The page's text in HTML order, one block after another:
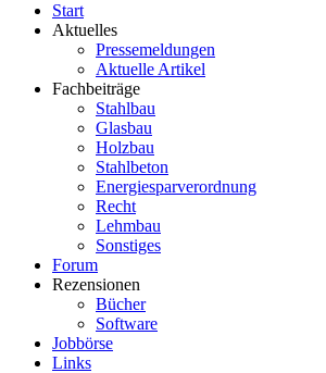
Start
Aktuelles
Pressemeldungen
Aktuelle Artikel
Fachbeiträge
Stahlbau
Glasbau
Holzbau
Stahlbeton
Energiesparverordnung
Recht
Lehmbau
Sonstiges
Forum
Rezensionen
Bücher
Software
Jobbörse
Links